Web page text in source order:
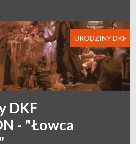
DKF
- "Łowca
URODZINY DKF